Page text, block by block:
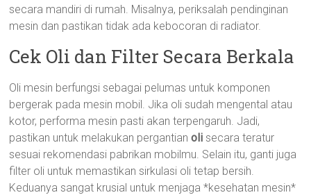
secara mandiri di rumah. Misalnya, periksalah pendinginan
mesin dan pastikan tidak ada kebocoran di radiator.
Cek Oli dan Filter Secara Berkala
Oli mesin berfungsi sebagai pelumas untuk komponen
bergerak pada mesin mobil. Jika oli sudah mengental atau
kotor, performa mesin pasti akan terpengaruh. Jadi,
pastikan untuk melakukan pergantianoli secara teratur
sesuai rekomendasi pabrikan mobilmu. Selain itu, ganti juga
filter oli untuk memastikan sirkulasi oli tetap bersih.
Keduanya sangat krusial untuk menjaga *kesehatan mesin*